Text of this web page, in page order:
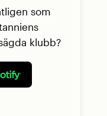
som
klubb?